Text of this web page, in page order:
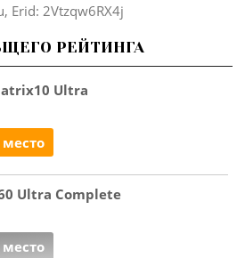
Erid: 2Vtzqw6RX4j
РЕЙТИНГА
Ultra
место
Ultra Complete
место